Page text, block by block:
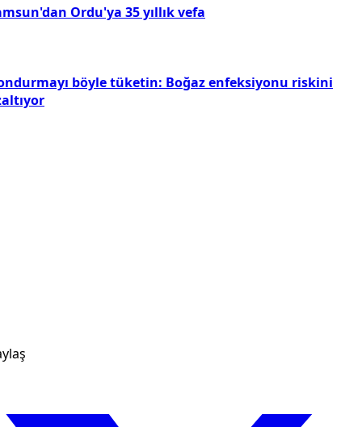
Ordu'ya 35 yıllık vefa
böyle tüketin: Boğaz enfeksiyonu riskini